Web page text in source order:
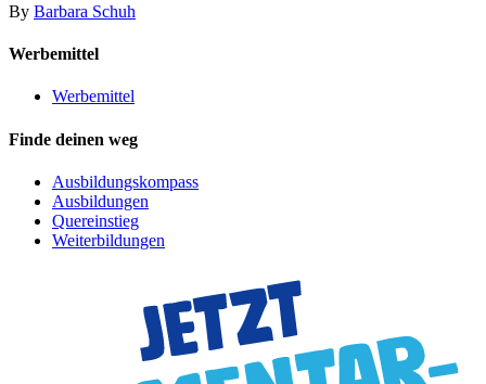
By Barbara Schuh
Werbemittel
Werbemittel
Finde deinen weg
Ausbildungskompass
Ausbildungen
Quereinstieg
Weiterbildungen